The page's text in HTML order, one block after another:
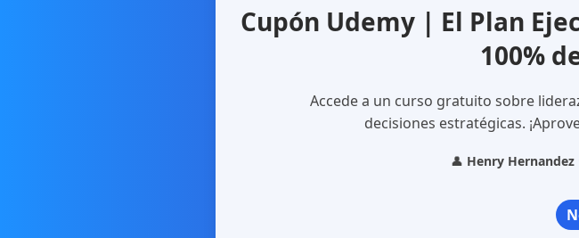
Cupón Udemy | El Plan
100%
Accede a un curso gratuito sobre
decisiones estratégicas.
👤 Henry Hernandez